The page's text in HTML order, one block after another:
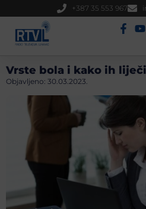
+387 35 553 967
Vrste bola i kako ih
Objavljeno: 30.03.2023.